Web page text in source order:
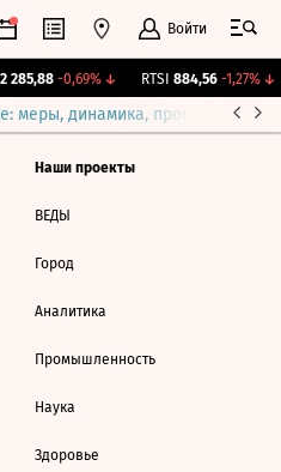
Войти
285,88 -0,69%↓ RTSI 884,56 -1,27%↓
меры, динамика, прогнозы
Наши проекты
ВЕДЫ
Город
Аналитика
Промышленность
Наука
Здоровье